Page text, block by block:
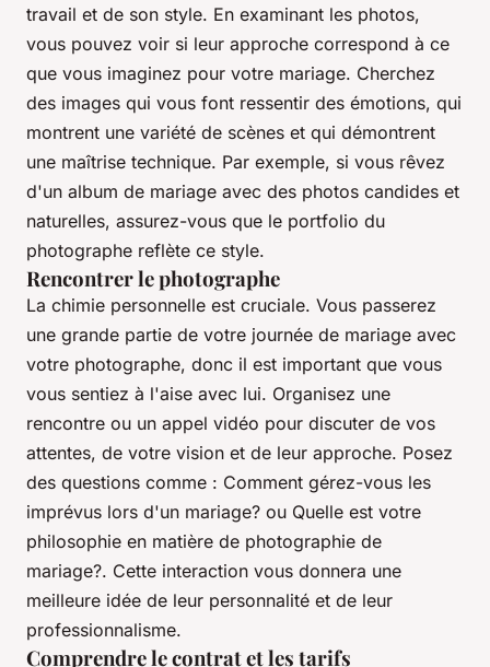
travail et de son style. En examinant les photos,
vous pouvez voir si leur approche correspond à ce
que vous imaginez pour votre mariage. Cherchez
des images qui vous font ressentir des émotions, qui
montrent une variété de scènes et qui démontrent
une maîtrise technique. Par exemple, si vous rêvez
d'un album de mariage avec des photos candides et
naturelles, assurez-vous que le portfolio du
photographe reflète ce style.
Rencontrer le photographe
La chimie personnelle est cruciale. Vous passerez
une grande partie de votre journée de mariage avec
votre photographe, donc il est important que vous
vous sentiez à l'aise avec lui. Organisez une
rencontre ou un appel vidéo pour discuter de vos
attentes, de votre vision et de leur approche. Posez
des questions comme : Comment gérez-vous les
imprévus lors d'un mariage? ou Quelle est votre
philosophie en matière de photographie de
mariage?. Cette interaction vous donnera une
meilleure idée de leur personnalité et de leur
professionnalisme.
Comprendre le contrat et les tarifs